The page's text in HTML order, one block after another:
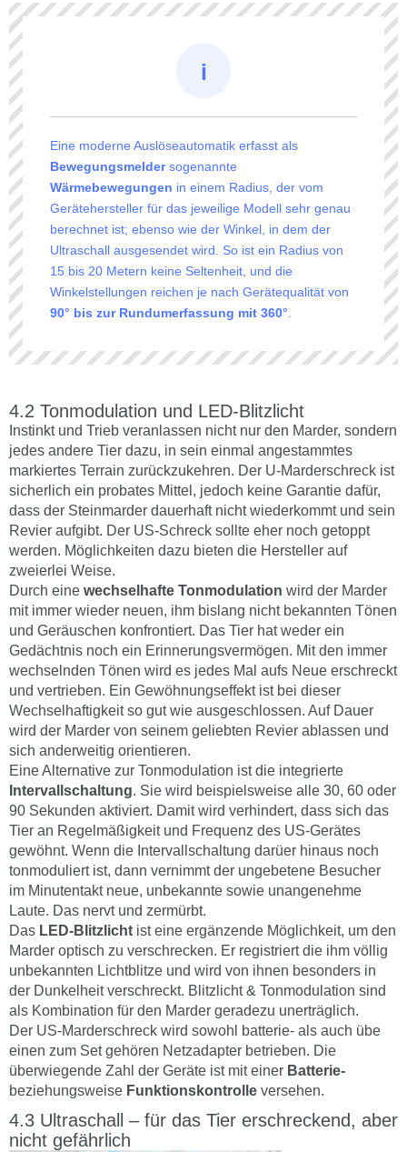
Eine moderne Auslöseautomatik erfasst als
Bewegungsmeldersogenannte
Wärmebewegungen in einem Radius, der vom
Gerätehersteller für das jeweilige Modell sehr genau
berechnet ist; ebenso wie der Winkel, in dem der
Ultraschall ausgesendet wird. So ist ein Radius von
15 bis 20 Metern keine Seltenheit, und die
Winkelstellungen reichen je nach Gerätequalität von
90° bis zur Rundumerfassung mit 360°
Tonmodulation und LED-Blitzlicht
Instinkt und Trieb veranlassen nicht nur den Marder, sondern
jedes andere Tier dazu, in sein einmal angestammtes
markiertes Terrain zurückzukehren. Der U-Marderschreck ist
sicherlich ein probates Mittel, jedoch keine Garantie dafür,
dass der Steinmarder dauerhaft nicht wiederkommt und sein
Revier aufgibt. Der US-Schreck sollte eher noch getoppt
werden. Möglichkeiten dazu bieten die Hersteller auf
zweierlei Weise.
Durch eine wechselhafte Tonmodulation wird der Marder
mit immer wieder neuen, ihm bislang nicht bekannten Tönen
und Geräuschen konfrontiert. Das Tier hat weder ein
Gedächtnis noch ein Erinnerungsvermögen. Mit den immer
wechselnden Tönen wird es jedes Mal aufs Neue erschreckt
und vertrieben. Ein Gewöhnungseffekt ist bei dieser
Wechselhaftigkeit so gut wie ausgeschlossen. Auf Dauer
wird der Marder von seinem geliebten Revier ablassen und
sich anderweitig orientieren.
Eine Alternative zur Tonmodulation ist die integrierte
Intervallschaltung. Sie wird beispielsweise alle 30, 60 oder
90 Sekunden aktiviert. Damit wird verhindert, dass sich das
Tier an Regelmäßigkeit und Frequenz des US-Gerätes
gewöhnt. Wenn die Intervallschaltung darüer hinaus noch
tonmoduliert ist, dann vernimmt der ungebetene Besucher
im Minutentakt neue, unbekannte sowie unangenehme
Laute. Das nervt und zermürbt.
Das LED-Blitzlicht ist eine ergänzende Möglichkeit, um den
Marder optisch zu verschrecken. Er registriert die ihm völlig
unbekannten Lichtblitze und wird von ihnen besonders in
der Dunkelheit verschreckt. Blitzlicht & Tonmodulation sind
als Kombination für den Marder geradezu unerträglich.
Der US-Marderschreck wird sowohl batterie- als auch übe
einen zum Set gehören Netzadapter betrieben. Die
überwiegende Zahl der Geräte ist mit einer Batterie-
beziehungsweise Funktionskontrolle versehen.
Ultraschall – für das Tier erschreckend, aber
nicht gefährlich